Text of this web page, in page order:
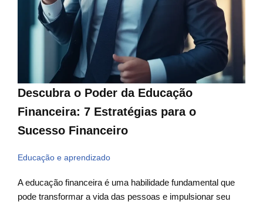
Descubra o Poder da Educação
Financeira: 7 Estratégias para o
Sucesso Financeiro
Educação e aprendizado
A educação financeira é uma habilidade fundamental que
pode transformar a vida das pessoas e impulsionar seu